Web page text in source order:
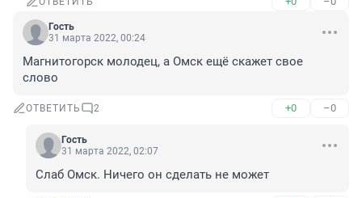
Гость
31 марта 2022, 00:24
Магнитогорск молодец, а Омск ещё скажет свое
слово
ОТВЕТИТЬ 2 +0 –0
Гость
31 марта 2022, 02:07
Слаб Омск. Ничего он сделать не может